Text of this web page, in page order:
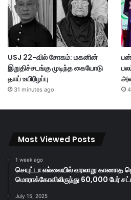
USJ 22-வில் சோகம்: மகனின்
இறுதிச்சடங்கு முடிந்த கையோடு
தாய் உயிரிழப்பு
31 minutes ago
Most Viewed Posts
1 week ago
செயுட்டா எல்லையில் வரலாறு காணாத
மொராக்கோவிலிருந்து 60,000 பேர்
July 15, 2025